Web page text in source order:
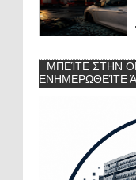
ΜΠΕΊΤΕ ΣΤΗΝ
ΕΝΗΜΕΡΩΘΕΊΤΕ